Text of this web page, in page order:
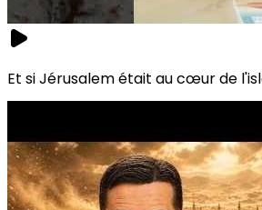
Et si Jérusalem était au cœur de